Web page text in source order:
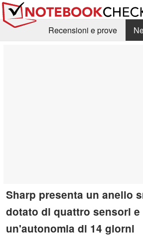
Recensioni e prove
Sharp presenta un anello
dotato di quattro sensori e
un'autonomia di 14 giorni